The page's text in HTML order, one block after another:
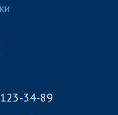
34-89